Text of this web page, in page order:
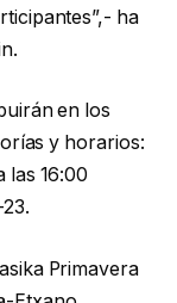
ha
en los
y horarios:
las 16:00
Primavera